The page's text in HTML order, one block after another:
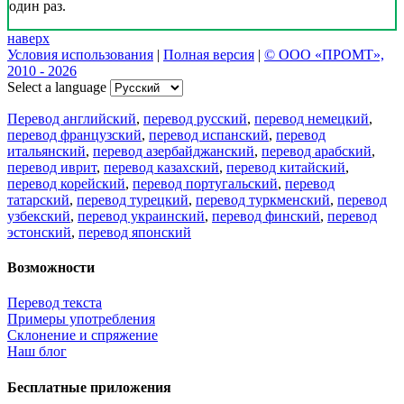
один раз.
наверх
Условия использования | Полная версия | © ООО «ПРОМТ»,
2010 - 2026
Select a language
Перевод английский, перевод русский, перевод немецкий,
перевод французский, перевод испанский, перевод
итальянский, перевод азербайджанский, перевод арабский,
перевод иврит, перевод казахский, перевод китайский,
перевод корейский, перевод португальский, перевод
татарский, перевод турецкий, перевод туркменский, перевод
узбекский, перевод украинский, перевод финский, перевод
эстонский, перевод японский
Возможности
Перевод текста
Примеры употребления
Склонение и спряжение
Наш блог
Бесплатные приложения